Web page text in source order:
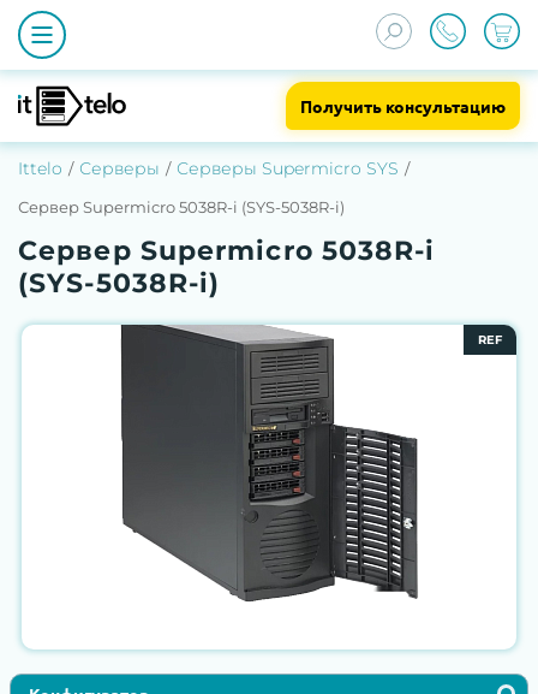
Получить консультацию
Ittelo Серверы Серверы Supermicro SYS
Сервер Supermicro 5038R-i (SYS-5038R-i)
Сервер Supermicro 5038R-i
(SYS-5038R-i)
REF